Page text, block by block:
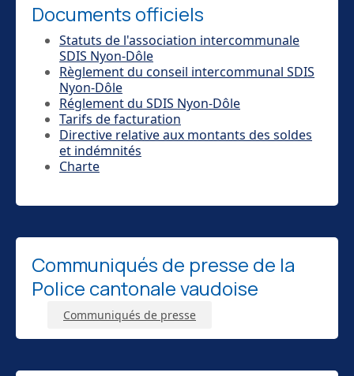
Documents officiels
Statuts de l'association intercommunale
SDIS Nyon-Dôle
Règlement du conseil intercommunal SDIS
Nyon-Dôle
Réglement du SDIS Nyon-Dôle
Tarifs de facturation
Directive relative aux montants des soldes
et indémnités
Charte
Communiqués de presse de la
Police cantonale vaudoise
Communiqués de presse